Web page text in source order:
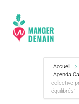
Accueil
Agenda
collective
équilibrés”